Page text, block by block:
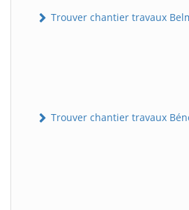
Trouver chantier travaux
Trouver chantier travaux